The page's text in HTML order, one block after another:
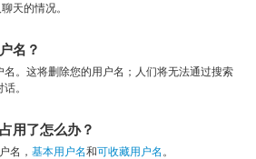
天的情况。
名？
。这将删除您的用户名；人们将无法通过搜索
。
用了怎么办？
名， 基本用户名和可收藏用户名 。